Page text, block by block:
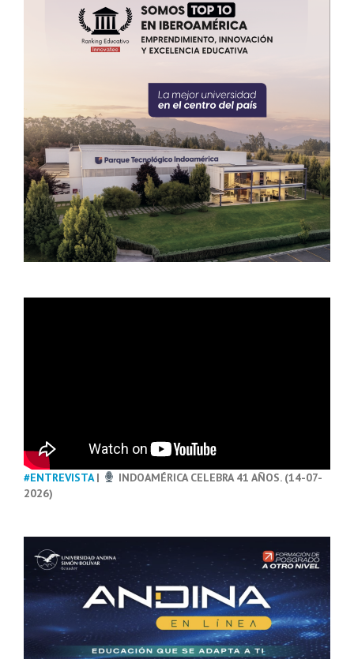
#ENTREVISTA|
INDOAMÉRICA CELEBRA 41 AÑOS. (14-07-
2026)